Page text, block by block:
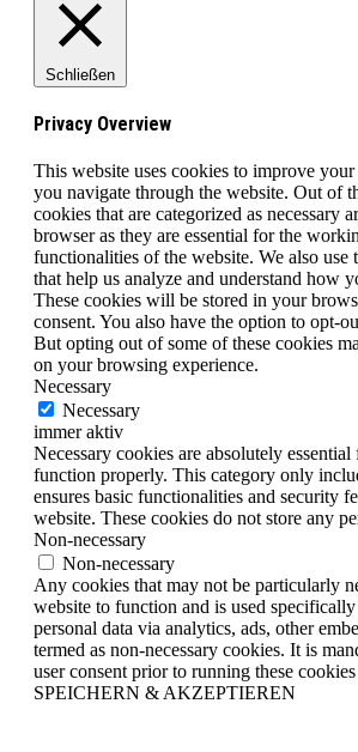
Schließen
Privacy Overview
This website uses cookies to improve
you navigate through the website. Out of
cookies that are categorized as necessary
browser as they are essential for the
functionalities of the website. We also use
that help us analyze and understand how
These cookies will be stored in your
consent. You also have the option to opt-
But opting out of some of these cookies
on your browsing experience.
Necessary
Necessary
immer aktiv
Necessary cookies are absolutely
function properly. This category only
ensures basic functionalities and security
website. These cookies do not store any
Non-necessary
Non-necessary
Any cookies that may not be particularly
website to function and is used
personal data via analytics, ads, other
termed as non-necessary cookies. It is
user consent prior to running these
SPEICHERN & AKZEPTIEREN